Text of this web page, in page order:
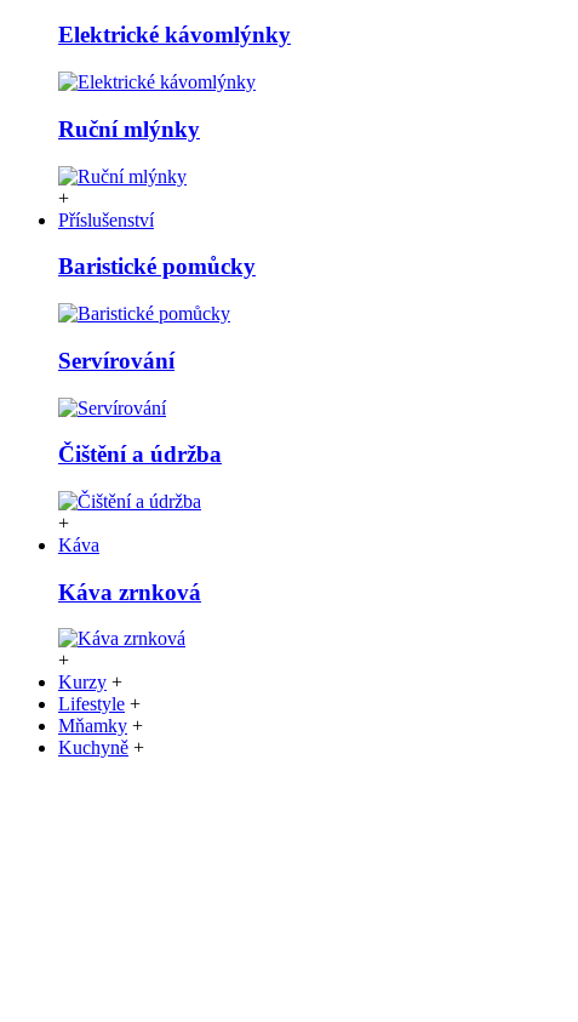
Elektrické kávomlýnky
Ruční mlýnky
+
Příslušenství
Baristické pomůcky
Servírování
Čištění a údržba
+
Káva
Káva zrnková
+
Kurzy +
Lifestyle +
Mňamky +
Kuchyně +